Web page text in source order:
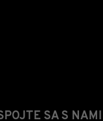
SA S NAMI